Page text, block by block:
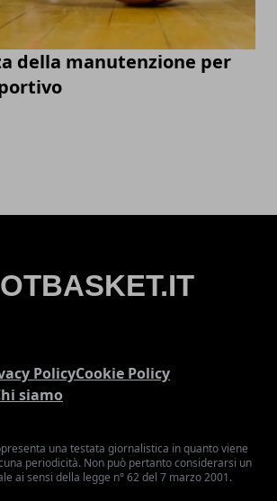
della manutenzione per
PolicyCookie Policy
siamo
una testata giornalistica in quanto viene
periodicità. Non può pertanto considerarsi un
ai sensi della legge n° 62 del 7 marzo 2001.